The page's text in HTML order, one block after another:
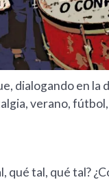
dialogando en la
verano,
tal, qué tal?